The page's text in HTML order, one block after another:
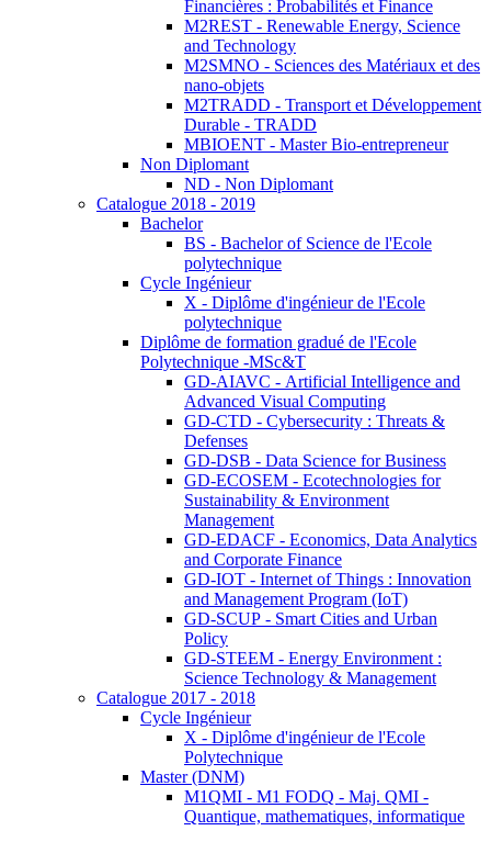
Financières : Probabilités et Finance
M2REST - Renewable Energy, Science
and Technology
M2SMNO - Sciences des Matériaux et des
nano-objets
M2TRADD - Transport et Développement
Durable - TRADD
MBIOENT - Master Bio-entrepreneur
Non Diplomant
ND - Non Diplomant
Catalogue 2018 - 2019
Bachelor
BS - Bachelor of Science de l'Ecole
polytechnique
Cycle Ingénieur
X - Diplôme d'ingénieur de l'Ecole
polytechnique
Diplôme de formation gradué de l'Ecole
Polytechnique -MSc&T
GD-AIAVC - Artificial Intelligence and
Advanced Visual Computing
GD-CTD - Cybersecurity : Threats &
Defenses
GD-DSB - Data Science for Business
GD-ECOSEM - Ecotechnologies for
Sustainability & Environment
Management
GD-EDACF - Economics, Data Analytics
and Corporate Finance
GD-IOT - Internet of Things : Innovation
and Management Program (IoT)
GD-SCUP - Smart Cities and Urban
Policy
GD-STEEM - Energy Environment :
Science Technology & Management
Catalogue 2017 - 2018
Cycle Ingénieur
X - Diplôme d'ingénieur de l'Ecole
Polytechnique
Master (DNM)
M1QMI - M1 FODQ - Maj. QMI -
Quantique, mathematiques, informatique